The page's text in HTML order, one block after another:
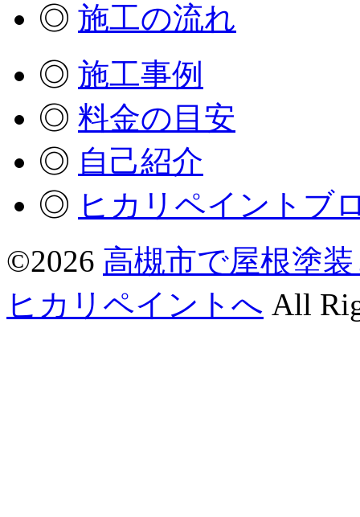
◎ 施工の流れ
◎ 施工事例
◎ 料金の目安
◎ 自己紹介
◎ ヒカリペイントブ
©2026 高槻市で屋根塗
ヒカリペイントへ All